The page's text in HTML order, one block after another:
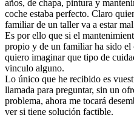
años, de chapa, pintura y
coche estaba perfecto. Claro
familiar de un taller va a estar
Es por ello que si el
propio y de un familiar ha sido el
quiero imaginar que tipo de
vinculo alguno.
Lo único que he recibido es
llamada para preguntar, sin un
problema, ahora me tocará
ver si tiene solución factible.